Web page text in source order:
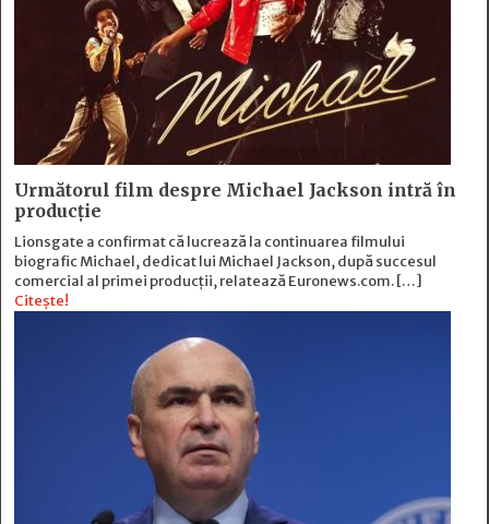
Următorul film despre Michael Jackson intră în
producție
Lionsgate a confirmat că lucrează la continuarea filmului
biografic Michael, dedicat lui Michael Jackson, după succesul
comercial al primei producții, relatează Euronews.com. […]
Citește!